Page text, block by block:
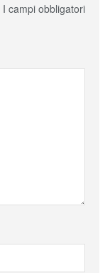
I campi obbligatori